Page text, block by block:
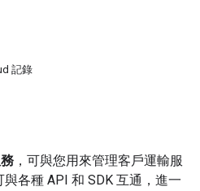
記錄
，可與您用來管理客戶運輸服
各種 API 和 SDK 互通，進一